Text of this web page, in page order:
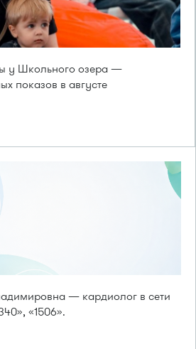
у Школьного озера —
показов в августе
— кардиолог в сети
«1506».